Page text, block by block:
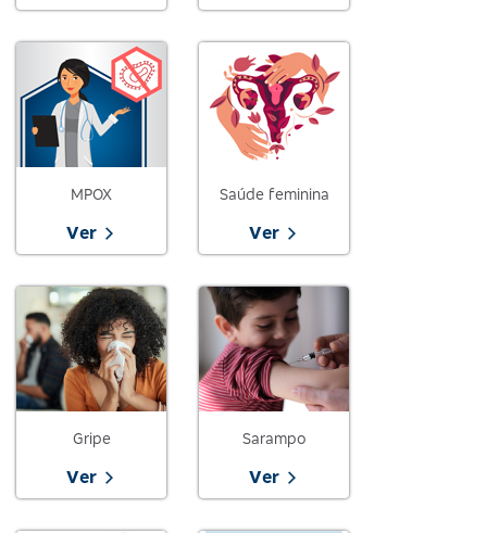
MPOX
Ver
Saúde feminina
Ver
Gripe
Ver
Sarampo
Ver